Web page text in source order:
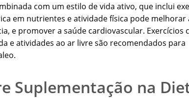
com um estilo de vida ativo, que inclui
em nutrientes e atividade física pode melhorar
e promover a saúde cardiovascular. Exercícios
e atividades ao ar livre são recomendados para
Suplementação na